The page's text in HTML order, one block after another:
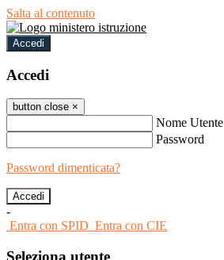
Salta al contenuto
Accedi
Accedi
button close ×
Nome Utente
Password
Password dimenticata?
-
Entra con SPID Entra con CIE
Seleziona utente